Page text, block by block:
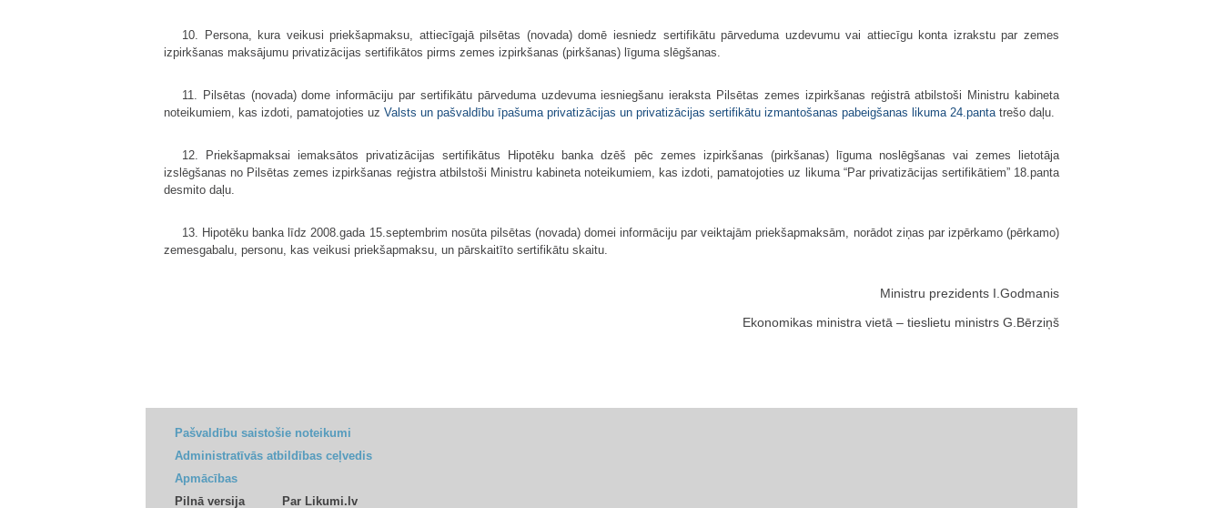
10. Persona, kura veikusi priekšapmaksu, attiecīgajā pilsētas (novada) domē iesniedz sertifikātu pārveduma uzdevumu vai attiecīgu konta izrakstu par zemes
izpirkšanas maksājumu privatizācijas sertifikātos pirms zemes izpirkša­nas (pirkšanas) līguma slēgšanas.
11. Pilsētas (novada) dome informāciju par sertifikātu pārveduma uzdevuma iesniegšanu ieraksta Pilsētas zemes izpirkšanas reģistrā atbilstoši Ministru kabineta
noteikumiem, kas izdoti, pamatojoties uz Valsts un pašvaldību īpašuma privatizācijas un privatizācijas sertifikātu izmantošanas pabeigšanas likuma 24.panta trešo daļu.
12. Priekšapmaksai iemaksātos privatizācijas sertifikātus Hipotēku banka dzēš pēc zemes izpirkšanas (pirkšanas) līguma noslēgšanas vai zemes lietotāja
izslēgšanas no Pilsētas zemes izpirkšanas reģistra atbilstoši Ministru kabineta noteikumiem, kas izdoti, pamatojoties uz likuma “Par privatizācijas sertifikā­tiem” 18.panta
desmito daļu.
13. Hipotēku banka līdz 2008.gada 15.septembrim nosūta pilsētas (nova­da) domei informāciju par veiktajām priekšapmaksām, norādot ziņas par izpērkamo (pērkamo)
zemesgabalu, personu, kas veikusi priekšapmaksu, un pārskaitīto sertifikātu skaitu.
Ministru prezidents I.Godmanis
Ekonomikas ministra vietā – tieslietu ministrs G.Bērziņš
Pašvaldību saistošie noteikumi
Administratīvās atbildības ceļvedis
Apmācības
Pilnā versija
Par Likumi.lv